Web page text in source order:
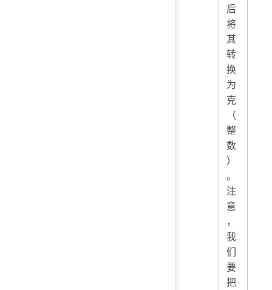
后
将
其
转
换
为
克
（
整
数
）
。
注
意
，
我
们
要
把